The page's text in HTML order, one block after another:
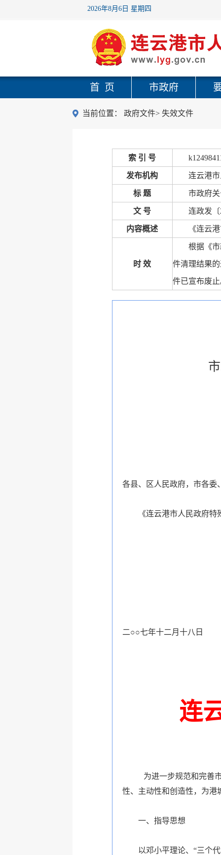
2026年8月6日 星期四
首 页 市政府
当前位置： 政府文件> 失效文件
索 引 号
发布机构 连云港
标 题 市政府
文 号 连政发〔
内容概述 《连云
时 效
根据《
件清理结果
件已宣布废
各县、区人民政府，市各委
《连云港市人民政府
二○○七年十二月十八日
连
为进一步规范和完善
性、主动性和创造性，为港
一、指导思想
以邓小平理论、“三个